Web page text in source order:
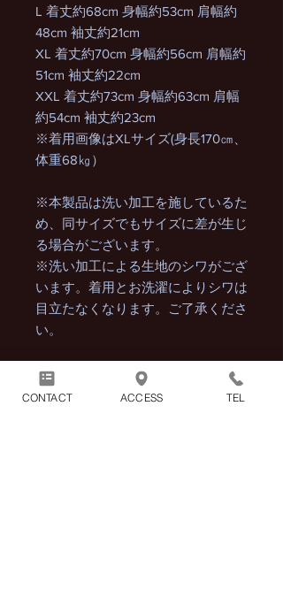
L 着丈約68cm 身幅約53cm 肩幅約
48cm 袖丈約21cm
XL 着丈約70cm 身幅約56cm 肩幅約
51cm 袖丈約22cm
XXL 着丈約73cm 身幅約63cm 肩幅
約54cm 袖丈約23cm
※着用画像はXLサイズ(身長170㎝、
体重68㎏）
※本製品は洗い加工を施しているた
め、同サイズでもサイズに差が生じ
る場合がございます。
※洗い加工による生地のシワがござ
います。着用とお洗濯によりシワは
目立たなくなります。ご了承くださ
い。
CONTACT ACCESS TEL